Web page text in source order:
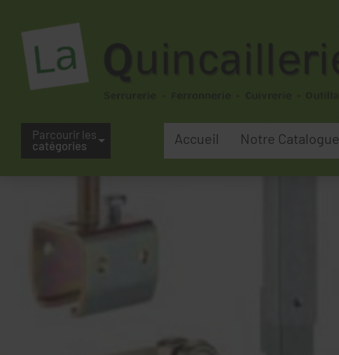
Parcourir les
catégories
Accueil Notre Catalogue